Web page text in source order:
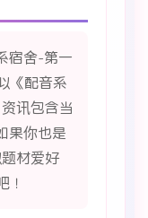
宿舍-第一
《配音系
讯包含当
果你也是
材爱好
！